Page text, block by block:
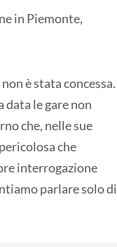
in Piemonte,
è stata concessa.
data le gare non
che, nelle sue
che
interrogazione
parlare solo di